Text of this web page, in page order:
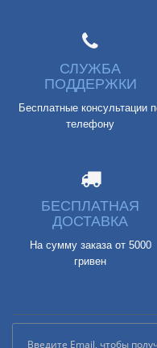
СЛУЖБА
ПОДДЕРЖКИ
Бесплатные консультации
телефону
БЕСПЛАТНАЯ
ДОСТАВКА
На сумму заказа от 5000
гривен